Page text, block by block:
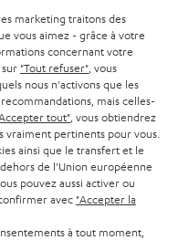
marketing traitons des
vous aimez - grâce à votre
concernant votre
"Tout refuser" , vous
nous n'activons que les
mais celles-
tout" , vous obtiendrez
vraiment pertinents pour vous.
ainsi que le transfert et le
de l'Union européenne
pouvez aussi activer ou
avec "Accepter la
à tout moment,